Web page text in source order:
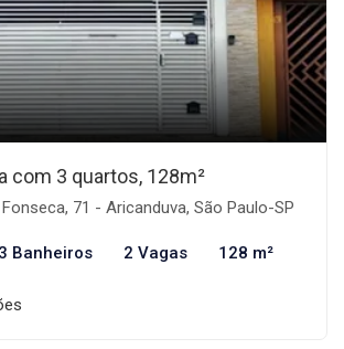
com 3 quartos, 128m²
71 - Aricanduva, São Paulo-SP
3 Banheiros 2 Vagas 128 m²